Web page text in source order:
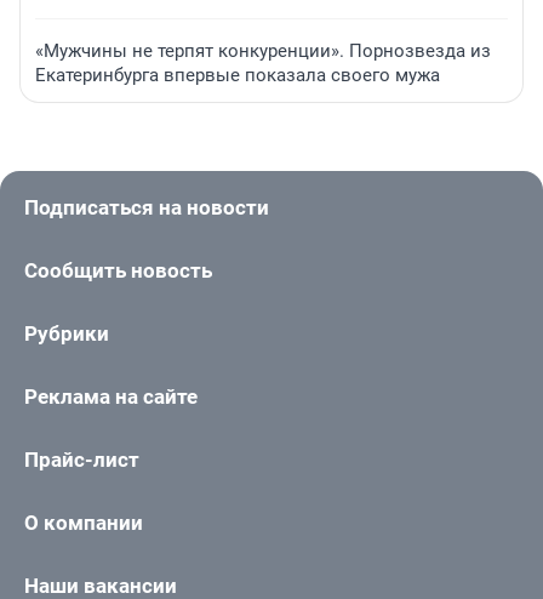
«Мужчины не терпят конкуренции». Порнозвезда из
Екатеринбурга впервые показала своего мужа
Подписаться на новости
Сообщить новость
Рубрики
Реклама на сайте
Прайс-лист
О компании
Наши вакансии